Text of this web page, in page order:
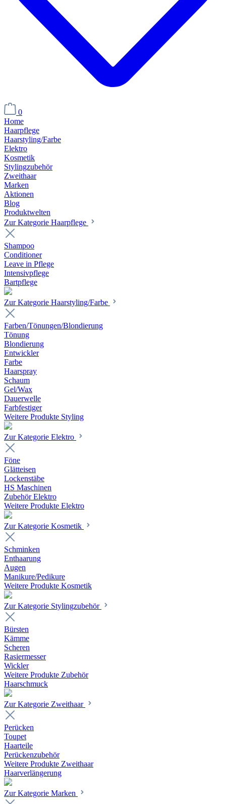
0
Home
Haarpflege
Haarstyling/Farbe
Elektro
Kosmetik
Stylingzubehör
Zweithaar
Marken
Aktionen
Blog
Produktwelten
Zur Kategorie Haarpflege
Shampoo
Conditioner
Leave in Pflege
Intensivpflege
Bartpflege
Zur Kategorie Haarstyling/Farbe
Farben/Tönungen/Blondierung
Tönung
Blondierung
Entwickler
Farbe
Haarspray
Schaum
Gel/Wax
Dauerwelle
Farbfestiger
Weitere Produkte Styling
Zur Kategorie Elektro
Föne
Glätteisen
Lockenstäbe
HS Maschinen
Zubehör Elektro
Weitere Produkte Elektro
Zur Kategorie Kosmetik
Schminken
Enthaarung
Augen
Manikure/Pedikure
Weitere Produkte Kosmetik
Zur Kategorie Stylingzubehör
Bürsten
Kämme
Scheren
Rasiermesser
Wickler
Weitere Produkte Zubehör
Haarschmuck
Zur Kategorie Zweithaar
Perücken
Toupet
Haarteile
Perückenzubehör
Weitere Produkte Zweithaar
Haarverlängerung
Zur Kategorie Marken